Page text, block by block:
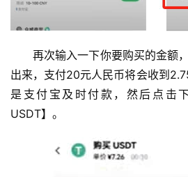
再次输入一下你要购买的金额
出来，支付20元人民币将会收到
是支付宝及时付款，然后点击
USDT】。